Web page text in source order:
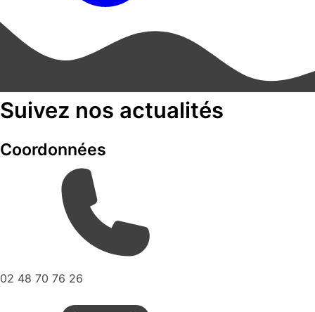
Suivez nos actualités
Coordonnées
02 48 70 76 26